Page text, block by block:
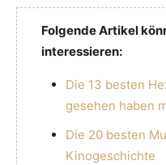
Folgende Artikel
interessieren:
Die 13 besten
gesehen haben
Die 20 besten
Kinogeschichte